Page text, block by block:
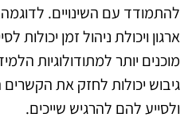
להתמודד עם השינויים.
ארגון ויכולת ניהול זמן יכולות
מוכנים יותר למתודולוגיות
גיבוש יכולות לחזק את
ולסייע להם להרגיש שייכים.